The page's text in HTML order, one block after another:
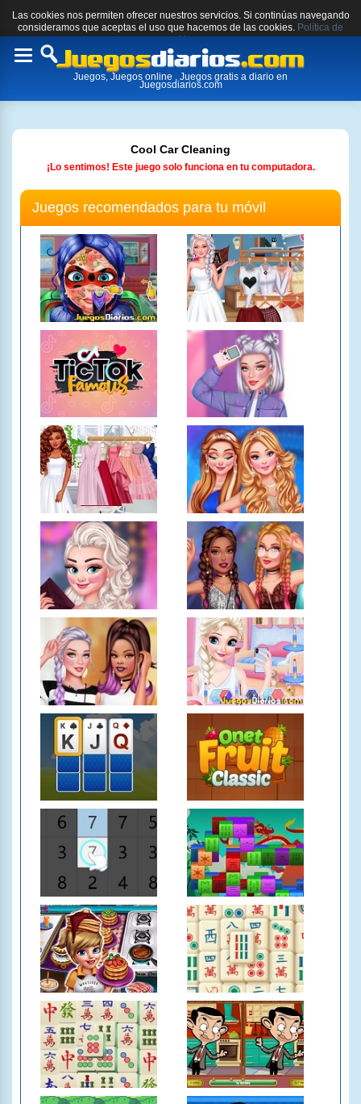
Las cookies nos permiten ofrecer nuestros servicios. Si continúas navegando
consideramos que aceptas el uso que hacemos de las cookies. Política de
cookies.
Toggle
Juegos, Juegos online , Juegos gratis a diario en
Juegosdiarios.com
Cool Car Cleaning
¡Lo sentimos! Este juego solo funciona en tu computadora.
Juegos recomendados para tu móvil